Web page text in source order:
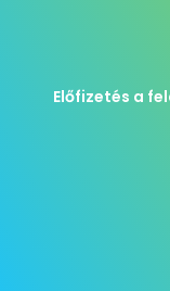
Előfizetés a